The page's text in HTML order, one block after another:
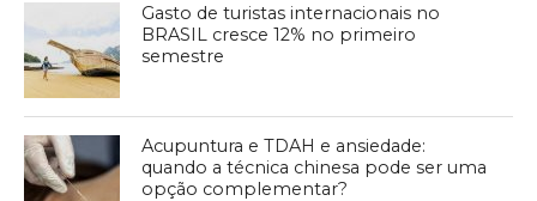
Gasto de turistas internacionais no
BRASIL cresce 12% no primeiro
semestre
Acupuntura e TDAH e ansiedade:
quando a técnica chinesa pode ser uma
opção complementar?